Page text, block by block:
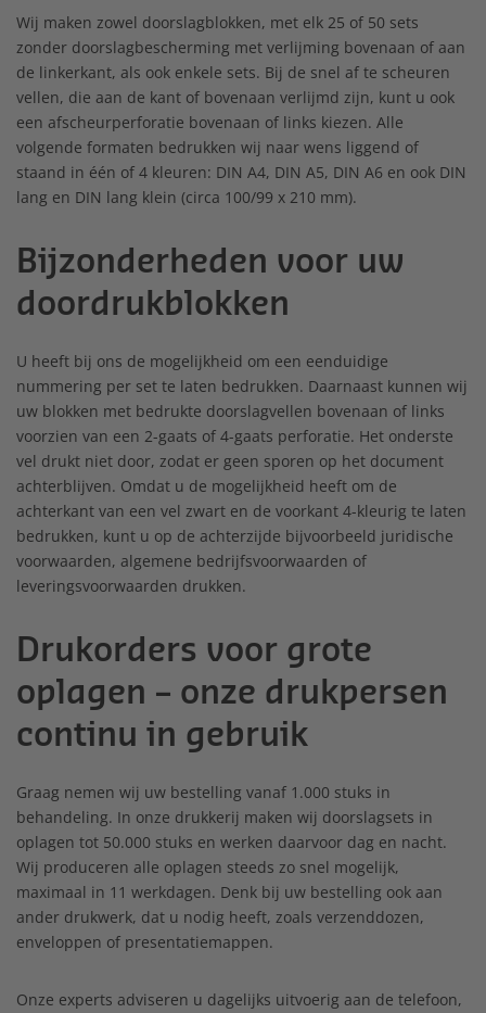
Wij maken zowel doorslagblokken, met elk 25 of 50 sets
zonder doorslagbescherming met verlijming bovenaan of aan
de linkerkant, als ook enkele sets. Bij de snel af te scheuren
vellen, die aan de kant of bovenaan verlijmd zijn, kunt u ook
een afscheurperforatie bovenaan of links kiezen. Alle
volgende formaten bedrukken wij naar wens liggend of
staand in één of 4 kleuren: DIN A4, DIN A5, DIN A6 en ook DIN
lang en DIN lang klein (circa 100/99 x 210 mm).
Bijzonderheden voor uw
doordrukblokken
U heeft bij ons de mogelijkheid om een eenduidige
nummering per set te laten bedrukken. Daarnaast kunnen wij
uw blokken met bedrukte doorslagvellen bovenaan of links
voorzien van een 2-gaats of 4-gaats perforatie. Het onderste
vel drukt niet door, zodat er geen sporen op het document
achterblijven. Omdat u de mogelijkheid heeft om de
achterkant van een vel zwart en de voorkant 4-kleurig te laten
bedrukken, kunt u op de achterzijde bijvoorbeeld juridische
voorwaarden, algemene bedrijfsvoorwaarden of
leveringsvoorwaarden drukken.
Drukorders voor grote
oplagen – onze drukpersen
continu in gebruik
Graag nemen wij uw bestelling vanaf 1.000 stuks in
behandeling. In onze drukkerij maken wij doorslagsets in
oplagen tot 50.000 stuks en werken daarvoor dag en nacht.
Wij produceren alle oplagen steeds zo snel mogelijk,
maximaal in 11 werkdagen. Denk bij uw bestelling ook aan
ander drukwerk, dat u nodig heeft, zoals verzenddozen,
enveloppen of presentatiemappen.
Onze experts adviseren u dagelijks uitvoerig aan de telefoon,